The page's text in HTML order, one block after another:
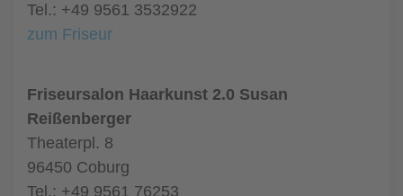
Tel.: +49 9561 3532922
zum Friseur
Friseursalon Haarkunst 2.0 Susan
Reißenberger
Theaterpl. 8
96450 Coburg
Tel.: +49 9561 76253